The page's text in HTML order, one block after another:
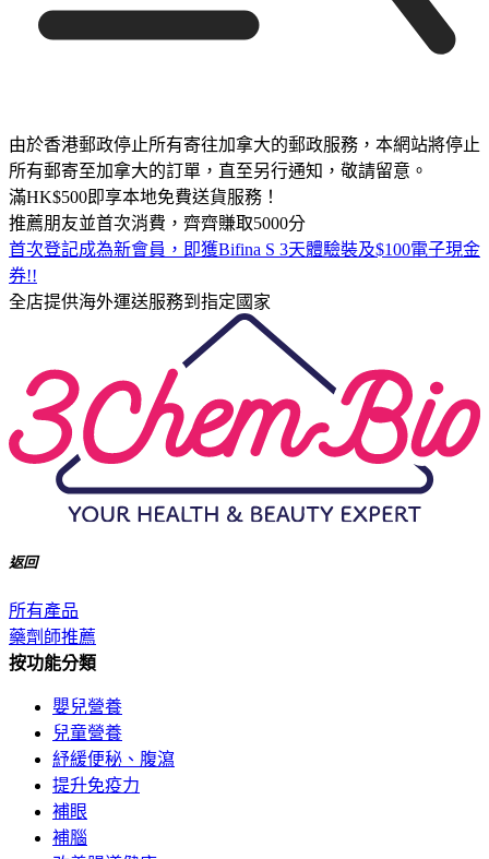
由於香港郵政停止所有寄往加拿大的郵政服務，本網站將停止
所有郵寄至加拿大的訂單，直至另行通知，敬請留意。
滿HK$500即享本地免費送貨服務！
推薦朋友並首次消費，齊齊賺取5000分
首次登記成為新會員，即獲Bifina S 3天體驗裝及$100電子現金
券!!
全店提供海外運送服務到指定國家
返回
所有產品
藥劑師推薦
按功能分類
嬰兒營養
兒童營養
紓緩便秘、腹瀉
提升免疫力
補眼
補腦